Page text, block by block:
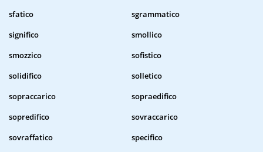
sfatico
sgrammatico
significo
smollico
smozzico
sofistico
solidifico
solletico
sopraccarico
sopraedifico
sopredifico
sovraccarico
sovraffatico
specifico